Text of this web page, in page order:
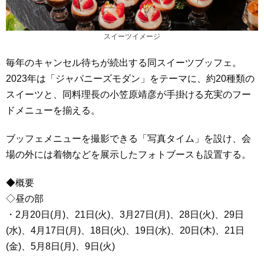
スイーツイメージ
毎年のキャンセル待ちが続出する同スイーツブッフェ。
2023年は「ジャパニーズモダン」をテーマに、約20種類の
スイーツと、同料理長の小笠原靖彦が手掛ける充実のフー
ドメニューを揃える。
ブッフェメニューを撮影できる「写真タイム」を設け、会
場の外には着物などを展示したフォトブースも設置する。
◆概要
◇昼の部
・2月20日(月)、21日(火)、3月27日(月)、28日(火)、29日
(水)、4月17日(月)、18日(火)、19日(水)、20日(木)、21日
(金)、5月8日(月)、9日(火)